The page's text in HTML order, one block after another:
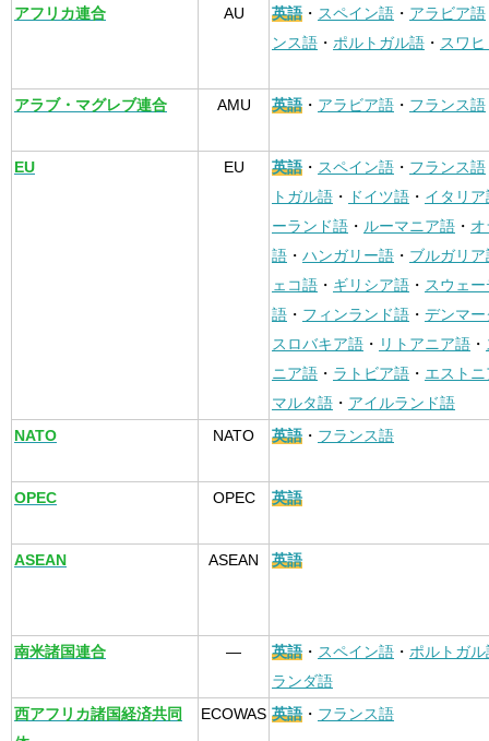
アフリカ連合 AU 英語 ・ スペイン語 ・ アラビア語
ンス語 ・ ポルトガル語 ・ スワ
アラブ・マグレブ連合 AMU 英語 ・ アラビア語 ・ フランス語
EU EU 英語 ・ スペイン語 ・ フランス語
トガル語 ・ ドイツ語 ・ イタリア
ーランド語 ・ ルーマニア語 ・
語 ・ ハンガリー語 ・ ブルガリア
ェコ語 ・ ギリシア語 ・ スウェ
語 ・ フィンランド語 ・ デンマー
スロバキア語 ・ リトアニア語 ・
ニア語 ・ ラトビア語 ・ エスト
マルタ語 ・ アイルランド語
NATO
NATO 英語 ・ フランス語
OPEC OPEC 英語
ASEAN ASEAN 英語
南米諸国連合 — 英語 ・ スペイン語 ・ ポルトガル
ランダ語
西アフリカ諸国経済共同
ECOWAS 英語 ・ フランス語